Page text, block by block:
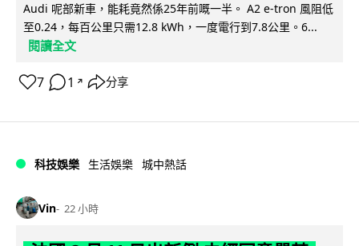
Audi 呢部新車，能耗竟然係25年前嘅一半。 A2 e-tron 風阻低
至0.24，每百公里只需12.8 kWh，一度電行到7.8公里。6...
閱讀全文
7 1 ↗ 分享
科技娛樂 生活娛樂 城中熱話
Vin 22 小時